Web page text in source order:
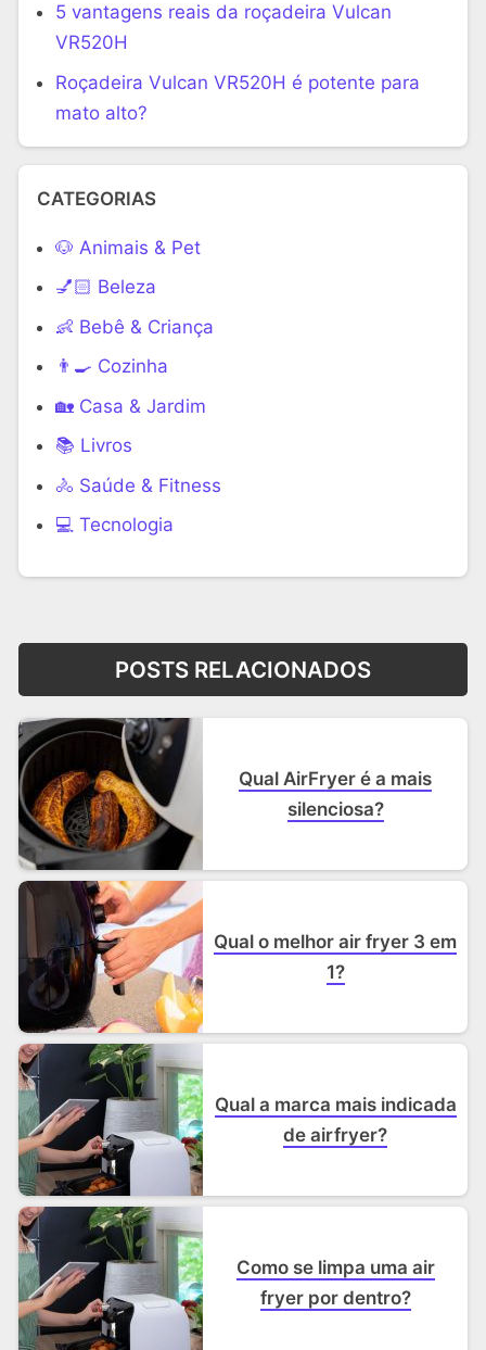
5 vantagens reais da roçadeira Vulcan
VR520H
Roçadeira Vulcan VR520H é potente para
mato alto?
CATEGORIAS
🐶 Animais & Pet
💅🏻 Beleza
👶 Bebê & Criança
👨‍🍳 Cozinha
🏡 Casa & Jardim
📚 Livros
🚴 Saúde & Fitness
‍💻 Tecnologia
POSTS RELACIONADOS
Qual AirFryer é a mais
silenciosa?
Qual o melhor air fryer 3 em
1?
Qual a marca mais indicada
de airfryer?
Como se limpa uma air
fryer por dentro?